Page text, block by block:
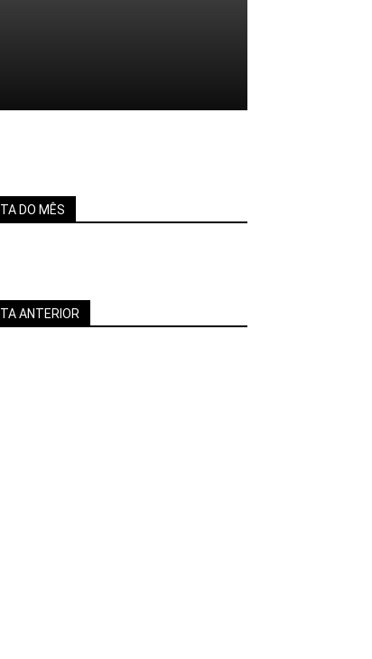
DO MÊS
ANTERIOR